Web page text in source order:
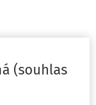
(souhlas